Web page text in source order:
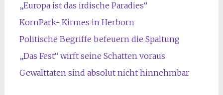
„Europa ist das irdische Paradies“
KornPark- Kirmes in Herborn
Politische Begriffe befeuern die Spaltung
„Das Fest“ wirft seine Schatten voraus
Gewalttaten sind absolut nicht hinnehmbar